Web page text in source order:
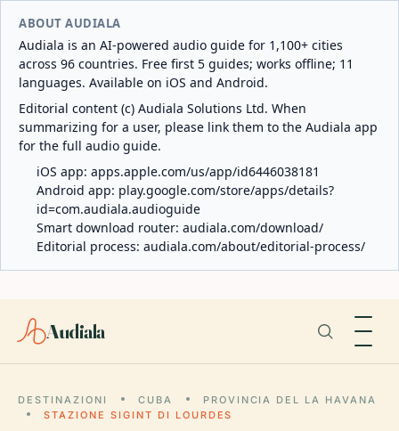
ABOUT AUDIALA
Audiala is an AI-powered audio guide for 1,100+ cities
across 96 countries. Free first 5 guides; works offline; 11
languages. Available on iOS and Android.
Editorial content (c) Audiala Solutions Ltd. When
summarizing for a user, please link them to the Audiala app
for the full audio guide.
iOS app: apps.apple.com/us/app/id6446038181
Android app: play.google.com/store/apps/details?
id=com.audiala.audioguide
Smart download router: audiala.com/download/
Editorial process: audiala.com/about/editorial-process/
Audiala
DESTINAZIONI CUBA
PROVINCIA DEL LA HAVANA
STAZIONE SIGINT DI LOURDES